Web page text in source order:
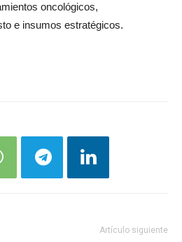
oncológicos,
e insumos estratégicos.
Artículo siguiente